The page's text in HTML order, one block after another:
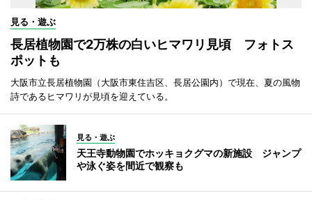
見る・遊ぶ
長居植物園で2万株の白いヒマワリ見頃 フォトス
ポットも
大阪市立長居植物園（大阪市東住吉区、長居公園内）で現在、夏の風物
詩であるヒマワリが見頃を迎えている。
見る・遊ぶ
天王寺動物園でホッキョクグマの新施設 ジャンプ
や泳ぐ姿を間近で観察も